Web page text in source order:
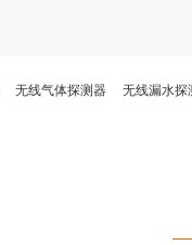
无线气体探测器 无线漏水探